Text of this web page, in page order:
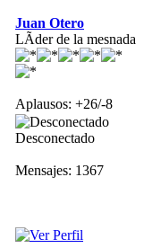
Juan Otero
LÃ­der de la mesnada
Aplausos: +26/-8
Desconectado
Mensajes: 1367